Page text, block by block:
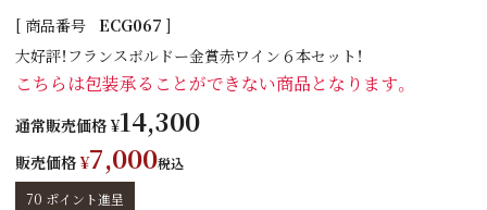
商品番号
ECG067
大好評！フランスボルドー金賞赤ワイン６本セット！
こちらは包装承ることができない商品となります。
通常販売価格 ¥14,300
販売価格 ¥7,000税込
70 ポイント進呈